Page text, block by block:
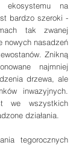
ekosystemu na
bardzo szeroki -
tak zwanej
nowych nasadzeń
Znikną
najmniej
drzewa, ale
inwazyjnych.
we wszystkich
działania.
tegorocznych